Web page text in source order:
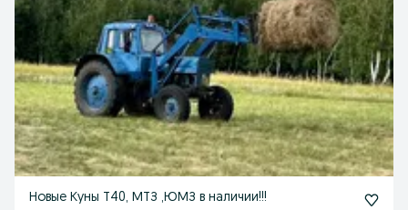
Новые Куны Т40, МТЗ ,ЮМЗ в наличии!!!